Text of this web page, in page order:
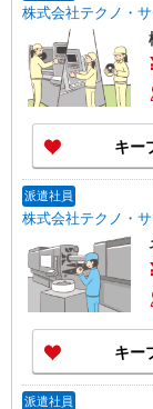
株式会社テクノ・
キー
派遣社員
株式会社テクノ・
キー
派遣社員